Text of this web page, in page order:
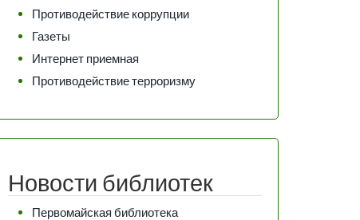
Противодействие коррупции
Газеты
Интернет приемная
Противодействие терроризму
Новости библиотек
Первомайская библиотека